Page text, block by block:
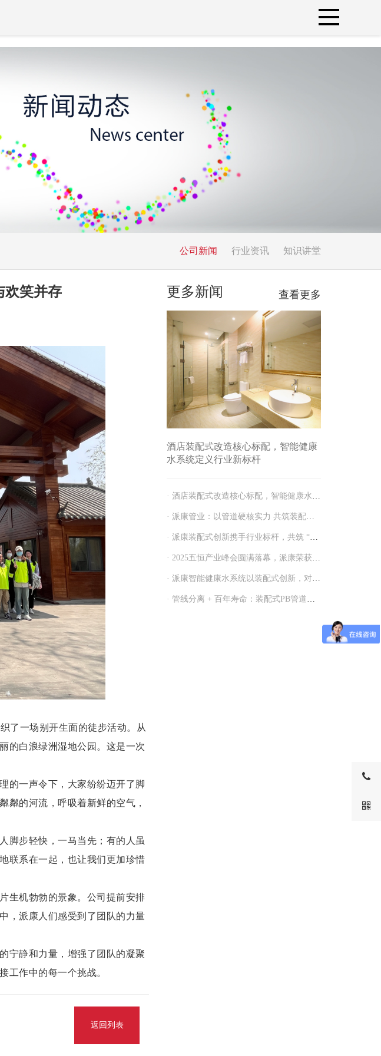
公司新闻 行业资讯 知识讲堂
欢笑并存
了一场别开生面的徒步活动。从
的白浪绿洲湿地公园。这是一次
的一声令下，大家纷纷迈开了脚
粼的河流，呼吸着新鲜的空气，
脚步轻快，一马当先；有的人虽
联系在一起，也让我们更加珍惜
生机勃勃的景象。公司提前安排
，派康人们感受到了团队的力量
宁静和力量，增强了团队的凝聚
工作中的每一个挑战。
返回列表
更多新闻 查看更多
酒店装配式改造核心标配，智能健康
水系统定义行业新标杆
· 酒店装配式改造核心标配，智能健康水系统定义行业新标杆
· 派康管业：以管道硬核实力 共筑装配式装修人居新生态
· 派康装配式创新携手行业标杆，共筑 “好房子”
· 2025五恒产业峰会圆满落幕，派康荣获行业突出贡献企业荣誉
· 派康智能健康水系统以装配式创新，对话行业力量
· 管线分离 + 百年寿命：装配式PB管道如何承接 “好房子” 建